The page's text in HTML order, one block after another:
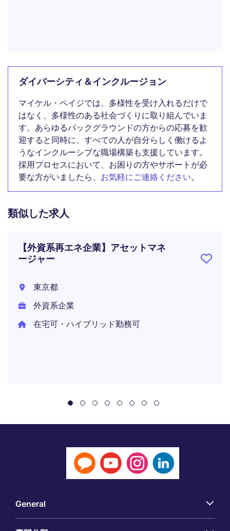
ダイバーシティ＆インクルージョン
マイケル・ペイジでは、多様性を受け入れるだけで
はなく、多様性のある社会づくりに取り組んでいま
す。あらゆるバックグラウンドの方からの応募を歓
迎すると同時に、すべての人が自分らしく働けるよ
うなインクルーシブな職場構築も支援しています。
採用プロセスにおいて、お困りの方やサポートが必
要な方がいましたら、 お気軽にご連絡ください。
類似した求人
【外資系再エネ企業】アセットマネ
ージャー
東京都
外資系企業
在宅可・ハイブリッド勤務可
General